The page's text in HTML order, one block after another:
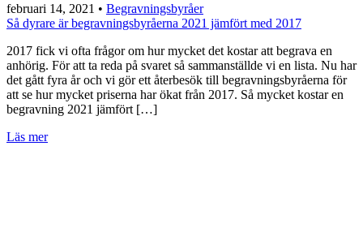
februari 14, 2021 • Begravningsbyråer
Så dyrare är begravningsbyråerna 2021 jämfört med 2017
2017 fick vi ofta frågor om hur mycket det kostar att begrava en
anhörig. För att ta reda på svaret så sammanställde vi en lista. Nu har
det gått fyra år och vi gör ett återbesök till begravningsbyråerna för
att se hur mycket priserna har ökat från 2017. Så mycket kostar en
begravning 2021 jämfört […]
Läs mer